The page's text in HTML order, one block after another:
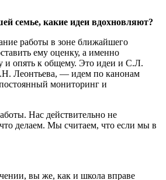
семье, какие идеи вдохновляют?
работы в зоне ближайшего
ему оценку, а именно
и опять к общему. Это идеи и С.Л.
Леонтьева, — идем по канонам
мониторинг и
Нас действительно не
делаем. Мы считаем, что если мы в
вы же, как и школа вправе